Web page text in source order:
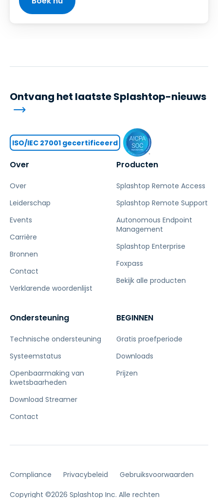
Over
Over
Leiderschap
Events
Carrière
Bronnen
Contact
Verklarende woordenlijst
Producten
Splashtop Remote Access
Splashtop Remote Support
Autonomous Endpoint
Management
Splashtop Enterprise
Foxpass
Bekijk alle producten
Ondersteuning
Technische ondersteuning
Systeemstatus
Openbaarmaking van
kwetsbaarheden
Download Streamer
Contact
BEGINNEN
Gratis proefperiode
Downloads
Prijzen
Ontvang het laatste Splashtop-nieuws
ISO/IEC 27001 gecertificeerd
Compliance Privacybeleid Gebruiksvoorwaarden
Copyright ©2026 Splashtop Inc. Alle rechten